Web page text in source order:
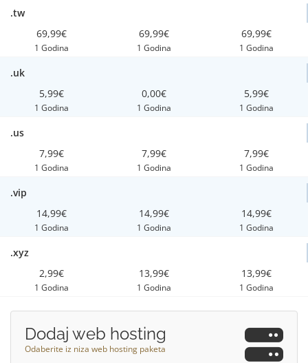
.tw
69,99€
1 Godina
69,99€
1 Godina
69,99€
1 Godina
.uk
5,99€
1 Godina
0,00€
1 Godina
5,99€
1 Godina
.us
7,99€
1 Godina
7,99€
1 Godina
7,99€
1 Godina
.vip
14,99€
1 Godina
14,99€
1 Godina
14,99€
1 Godina
.xyz
2,99€
1 Godina
13,99€
1 Godina
13,99€
1 Godina
Dodaj web hosting
Odaberite iz niza web hosting paketa